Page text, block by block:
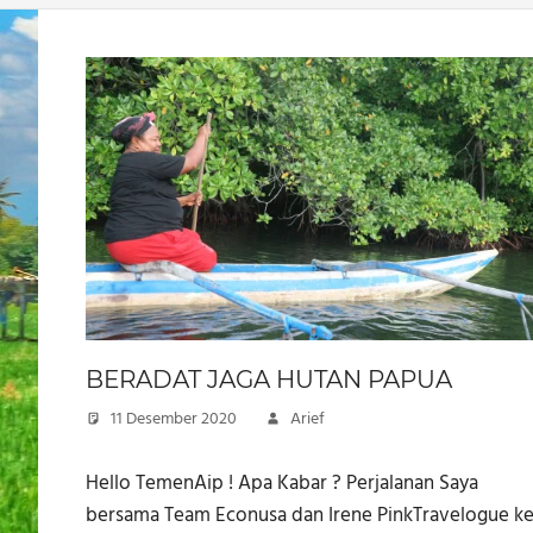
BERADAT JAGA HUTAN PAPUA
11 Desember 2020 Arief
Hello TemenAip ! Apa Kabar ? Perjalanan Saya
bersama Team Econusa dan Irene PinkTravelogue ke